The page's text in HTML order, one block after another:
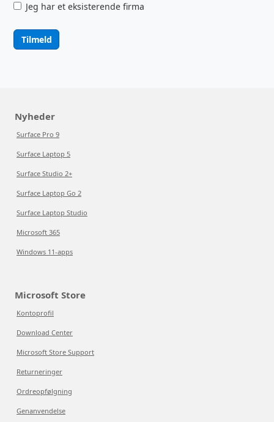
Jeg har et eksisterende firma
Tilmeld
Nyheder
Surface Pro 9
Surface Laptop 5
Surface Studio 2+
Surface Laptop Go 2
Surface Laptop Studio
Microsoft 365
Windows 11-apps
Microsoft Store
Kontoprofil
Download Center
Microsoft Store Support
Returneringer
Ordreopfølgning
Genanvendelse